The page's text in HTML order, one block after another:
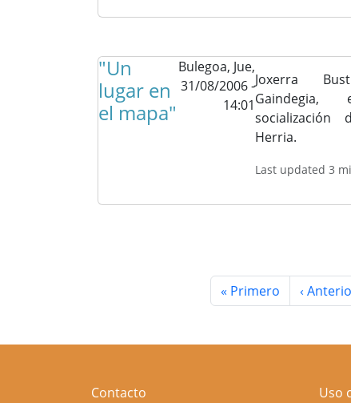
"Un
lugar en
el mapa"
Bulegoa, Jue,
31/08/2006 -
14:01
Joxerra
Herria.
Last updated 3
Primera página
« Primero Página
‹
Contacto Uso